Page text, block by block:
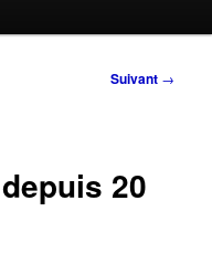
Suivant →
20